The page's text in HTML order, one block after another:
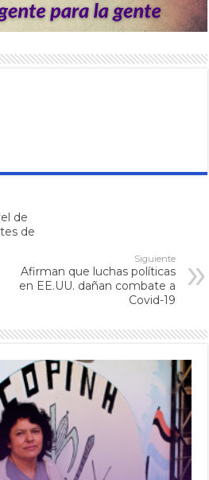
de
de
Siguiente
Afirman que luchas políticas
en EE.UU. dañan combate a
Covid-19